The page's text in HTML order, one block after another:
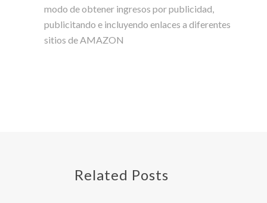
modo de obtener ingresos por publicidad,
publicitando e incluyendo enlaces a diferentes
sitios de AMAZON
Related Posts